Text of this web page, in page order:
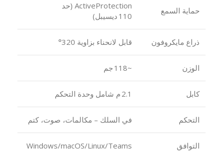
حماية السمع
ActiveProtection (حد
110 ديسيبل)
ذراع مايكروفون قابل لانحناء بزاوية 320°
الوزن ~118 جم
كابل 2.1 م شامل وحدة التحكم
التحكم في السلك – مكالمات، صوت، كتم
التوافق Windows/macOS/Linux/Teams